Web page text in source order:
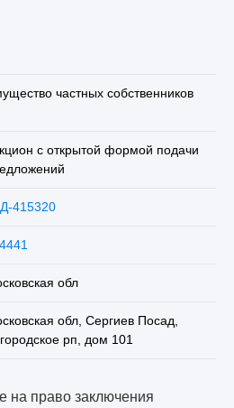
частных собственников
с открытой формой подачи
415320
обл
обл, Сергиев Посад,
рп, дом 101
на право заключения